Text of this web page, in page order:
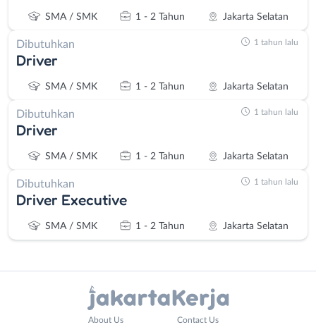
SMA / SMK 1 - 2 Tahun Jakarta Selatan
Dibutuhkan
Driver
SMA / SMK 1 - 2 Tahun Jakarta Selatan
1 tahun lalu
Dibutuhkan
Driver
SMA / SMK 1 - 2 Tahun Jakarta Selatan
1 tahun lalu
Dibutuhkan
Driver Executive
SMA / SMK 1 - 2 Tahun Jakarta Selatan
1 tahun lalu
About Us Contact Us